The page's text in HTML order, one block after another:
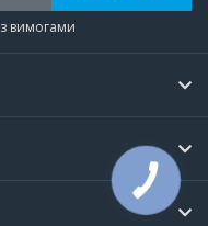
з вимогами
КНОПКА
ЗВ'ЯЗКУ